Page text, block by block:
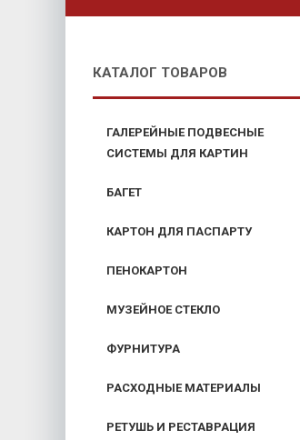
КАТАЛОГ ТОВАРОВ
ГАЛЕРЕЙНЫЕ ПОДВЕСНЫЕ
СИСТЕМЫ ДЛЯ КАРТИН
БАГЕТ
КАРТОН ДЛЯ ПАСПАРТУ
ПЕНОКАРТОН
МУЗЕЙНОЕ СТЕКЛО
ФУРНИТУРА
РАСХОДНЫЕ МАТЕРИАЛЫ
РЕТУШЬ И РЕСТАВРАЦИЯ